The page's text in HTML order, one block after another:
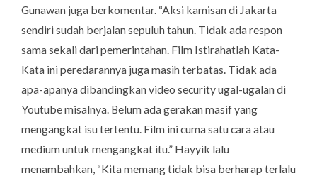
Gunawan juga berkomentar. “Aksi kamisan di Jakarta
sendiri sudah berjalan sepuluh tahun. Tidak ada respon
sama sekali dari pemerintahan. Film Istirahatlah Kata-
Kata ini peredarannya juga masih terbatas. Tidak ada
apa-apanya dibandingkan video security ugal-ugalandi
Youtube misalnya. Belum ada gerakan masif yang
mengangkat isu tertentu. Film ini cuma satu cara atau
medium untuk mengangkat itu.” Hayyik lalu
menambahkan, “Kita memang tidak bisa berharap terlalu